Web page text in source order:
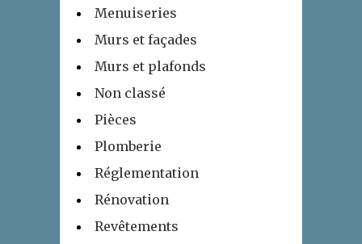
Menuiseries
Murs et façades
Murs et plafonds
Non classé
Pièces
Plomberie
Réglementation
Rénovation
Revêtements